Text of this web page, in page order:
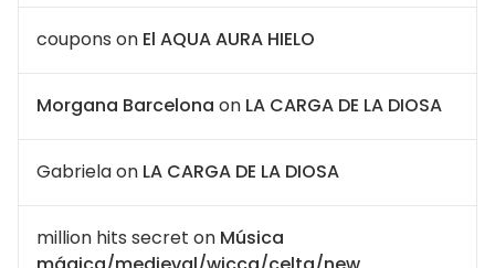
coupons on El AQUA AURA HIELO
Morgana Barcelona on LA CARGA DE LA DIOSA
Gabrielaon LA CARGA DE LA DIOSA
million hits secret on Música